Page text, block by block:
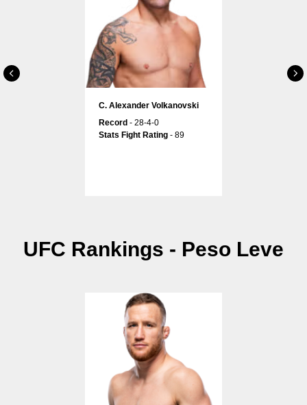
С. Alexander Volkanovski
Record - 28-4-0
Stats Fight Rating - 89
UFC Rankings - Peso Leve